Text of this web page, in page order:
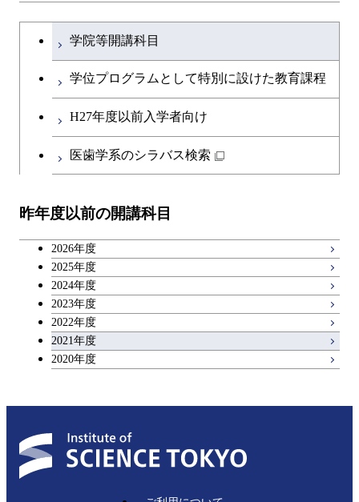
学士課程を切り替える
学院等開講科目
学位プログラムとして特別に設けた教育課程
H27年度以前入学者向け
医歯学系のシラバス検索
昨年度以前の開講科目
2026年度
2025年度
2024年度
2023年度
2022年度
2021年度
2020年度